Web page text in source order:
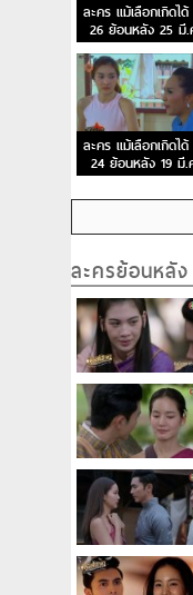
ละคร แม้เลือกเกิดไ
26 ย้อนหลัง 25 มี.
ละคร แม้เลือกเกิดไ
24 ย้อนหลัง 19 มี.
ละครย้อนหลั